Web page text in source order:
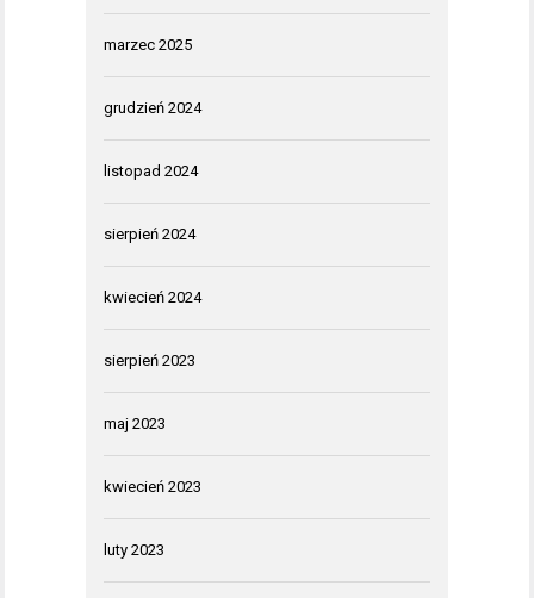
marzec 2025
grudzień 2024
listopad 2024
sierpień 2024
kwiecień 2024
sierpień 2023
maj 2023
kwiecień 2023
luty 2023